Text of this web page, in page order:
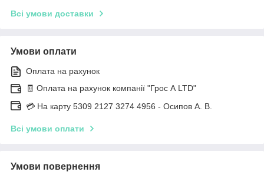
Всі умови доставки
Умови оплати
Оплата на рахунок
🧾 Оплата на рахунок компанії "Грос А LTD"
💳 На карту 5309 2127 3274 4956 - Осипов А. В.
Всі умови оплати
Умови повернення